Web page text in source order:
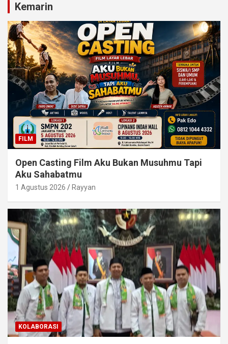
Kemarin
FILM
Open Casting Film Aku Bukan Musuhmu Tapi
Aku Sahabatmu
1 Agustus 2026 Rayyan
KOLABORASI